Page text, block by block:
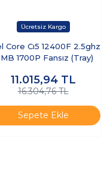
Core Cı5 12400F 2.5ghz
1700P Fansız (Tray)
11.015,94 TL
16.304,76 TL
Sepete Ekle